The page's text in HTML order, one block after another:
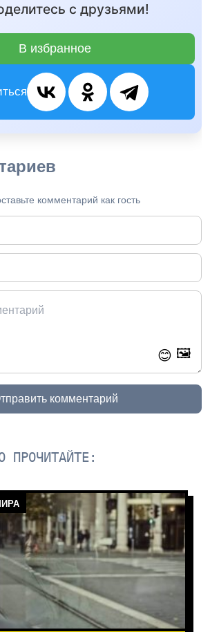
с друзьями!
В избранное
комментарий как гость
😊 🖼️
комментарий
ПРОЧИТАЙТЕ: